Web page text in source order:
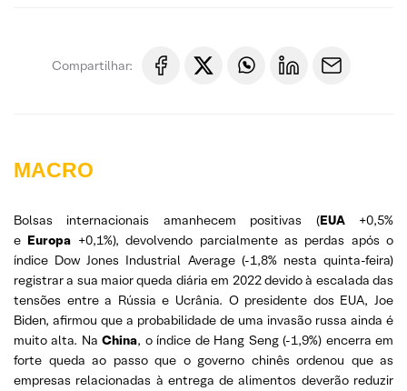
Compartilhar:
MACRO
Bolsas internacionais amanhecem positivas (EUA +0,5%
e Europa +0,1%), devolvendo parcialmente as perdas após o
índice Dow Jones Industrial Average (-1,8% nesta quinta-feira)
registrar a sua maior queda diária em 2022 devido à escalada das
tensões entre a Rússia e Ucrânia. O presidente dos EUA, Joe
Biden, afirmou que a probabilidade de uma invasão russa ainda é
muito alta. NaChina, o índice de Hang Seng (-1,9%) encerra em
forte queda ao passo que o governo chinês ordenou que as
empresas relacionadas à entrega de alimentos deverão reduzir